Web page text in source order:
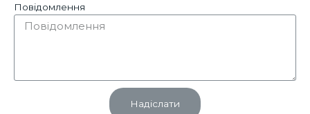
Повідомлення
Надіслати